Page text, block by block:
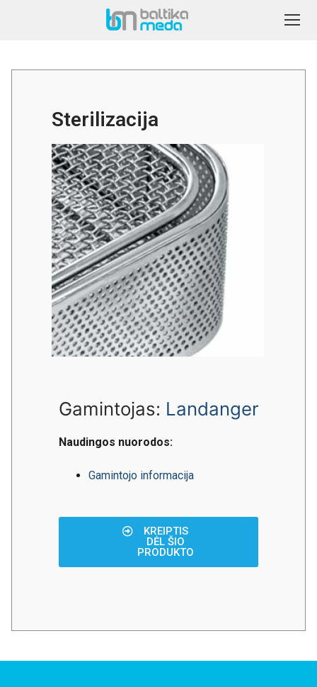
Sterilizacija
Gamintojas: Landanger
Naudingos nuorodos:
Gamintojo informacija
KREIPTIS
DĖL ŠIO
PRODUKTO